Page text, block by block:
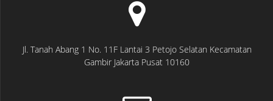
Jl. Tanah Abang 1 No. 11F Lantai 3 Petojo Selatan Kecamatan
Gambir Jakarta Pusat 10160